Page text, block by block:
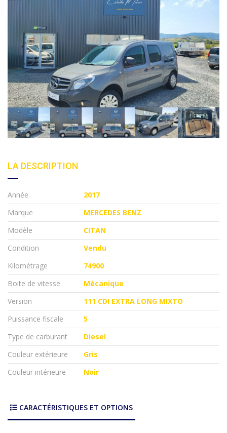
LA DESCRIPTION
Année
2017
Marque
MERCEDES BENZ
Modèle
CITAN
Condition
Vendu
Kilométrage
74900
Boite de vitesse
Mécanique
Version
111 CDI EXTRA LONG MIXTO
Puissance fiscale
5
Type de carburant
Diesel
Couleur extérieure
Gris
Couleur intérieure
Noir
CARACTÉRISTIQUES ET OPTIONS